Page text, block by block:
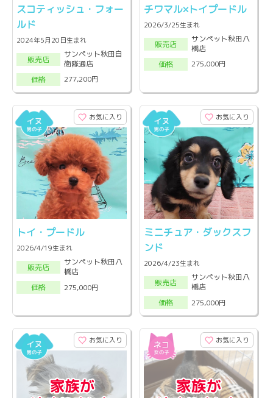
スコティッシュ・フォー
ルド
2024年5月20日生まれ
販売店
サンペット秋田自
衛隊通店
価格
277,200円
チワマル×トイプードル
2026/3/25生まれ
販売店
サンペット秋田八
橋店
価格
275,000円
お気に入り
トイ・プードル
2026/4/19生まれ
販売店
サンペット秋田八
橋店
価格
275,000円
お気に入り
ミニチュア・ダックスフ
ンド
2026/4/23生まれ
販売店
サンペット秋田八
橋店
価格
275,000円
お気に入り お気に入り